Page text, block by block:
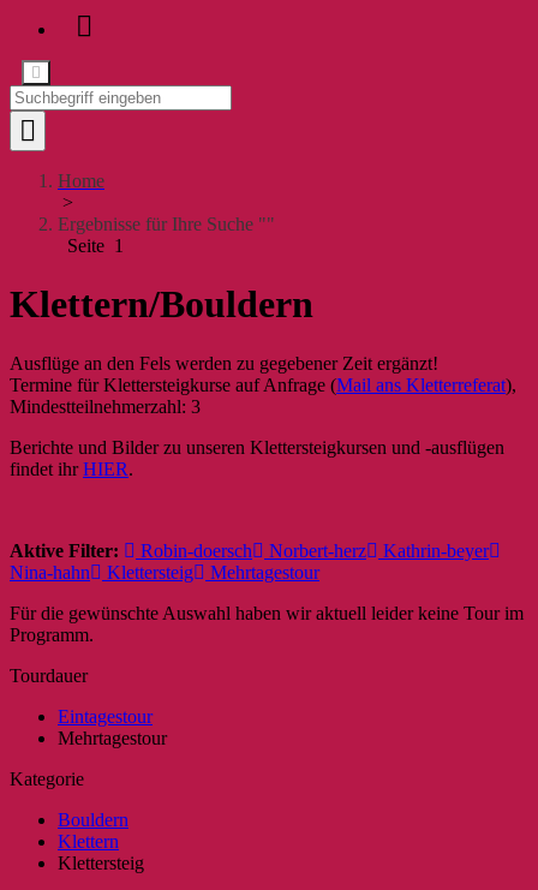
Home
>
Ergebnisse für Ihre Suche ""
Seite 1
Klettern/Bouldern
Ausflüge an den Fels werden zu gegebener Zeit ergänzt!
Termine für Klettersteigkurse auf Anfrage (Mail ans Kletterreferat),
Mindestteilnehmerzahl: 3
Berichte und Bilder zu unseren Klettersteigkursen und -ausflügen
findet ihrHIER.
Aktive Filter: Robin-doersch Norbert-herz
Kathrin-beyer
Nina-hahn
Klettersteig
Mehrtagestour
Für die gewünschte Auswahl haben wir aktuell leider keine Tour im
Programm.
Tourdauer
Eintagestour
Mehrtagestour
Kategorie
Bouldern
Klettern
Klettersteig